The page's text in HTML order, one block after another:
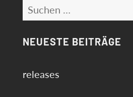
Suchen
nach:
NEUESTE BEITRÄGE
releases